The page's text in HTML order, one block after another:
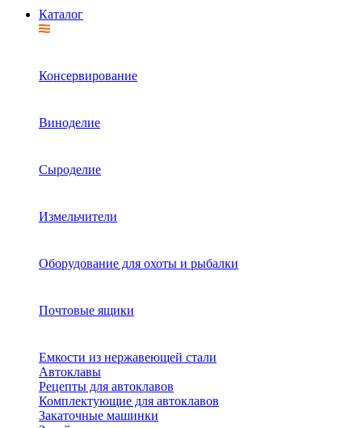
Каталог
Консервирование
Виноделие
Сыроделие
Измельчители
Оборудование для охоты и рыбалки
Почтовые ящики
Емкости из нержавеющей стали
Автоклавы
Рецепты для автоклавов
Комплектующие для автоклавов
Закаточные машинки